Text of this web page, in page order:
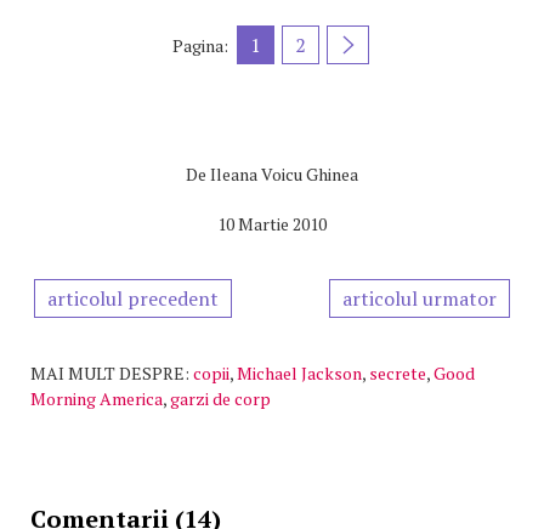
Pagina: 1 2
De Ileana Voicu Ghinea
10 Martie 2010
articolul precedent articolul urmator
MAI MULT DESPRE: copii,Michael Jackson, secrete,Good
Morning America,garzi de corp
Comentarii (14)